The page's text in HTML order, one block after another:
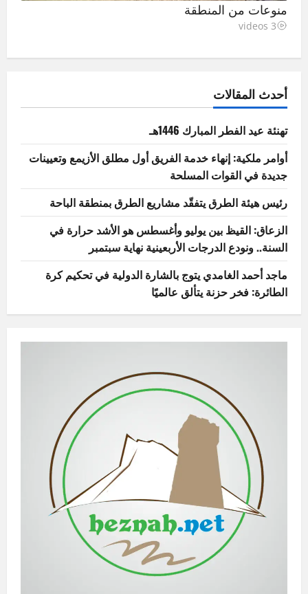
منوعات من المنطقة
3 videos
أحدث المقالات
تهنئة عيد الفطر المبارك 1446هـ
أوامر ملكية: إنهاء خدمة الفريق أول مطلق الأزيمع وتعيينات
جديدة في القوات المسلحة
رئيس هيئة الطرق يتفقّد مشاريع الطرق بمنطقة الباحة
الزعاق: القيظ بين يوليو وأغسطس هو الأشد حرارة في
السنة.. ونودع الدرجات الأربعينية نهاية سبتمبر
ماجد أحمد الغامدي يتوج بالشارة الدولية في تحكيم كرة
الطائرة: فخر حزنة يتألق عالميًا